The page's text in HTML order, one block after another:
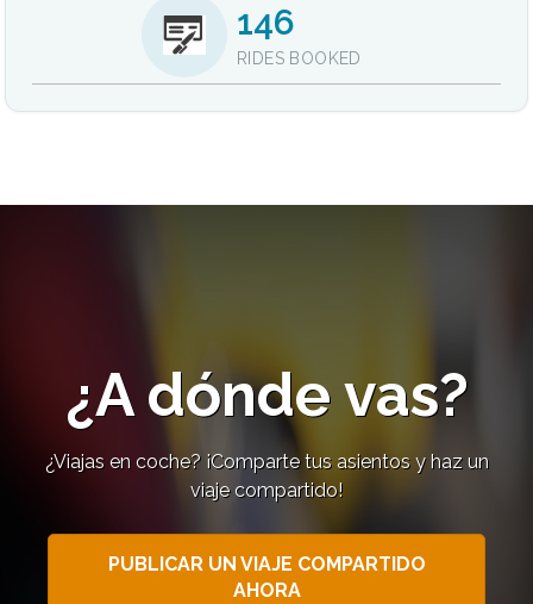
146
RIDES BOOKED
¿A dónde vas?
¿Viajas en coche? ¡Comparte tus asientos y haz un
viaje compartido!
PUBLICAR UN VIAJE COMPARTIDO
AHORA